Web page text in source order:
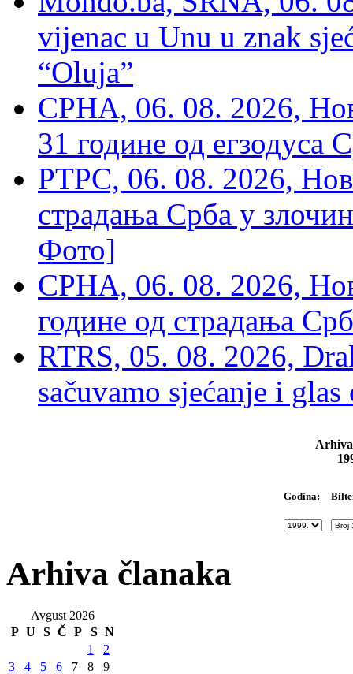
vijenac u Unu u znak
“Oluja”
СРНА, 06. 08. 2026,
31 године од егзодуса
РТРС, 06. 08. 2026,
страдања Срба у
Фото]
СРНА, 06. 08. 2026,
године од страдања
RTRS, 05. 08. 2026,
sačuvamo sjećanje i
Godina:
Arhiva članaka
Avgust 2026
P U S Č P S N
1
2
3
4 5 6 7 8
9